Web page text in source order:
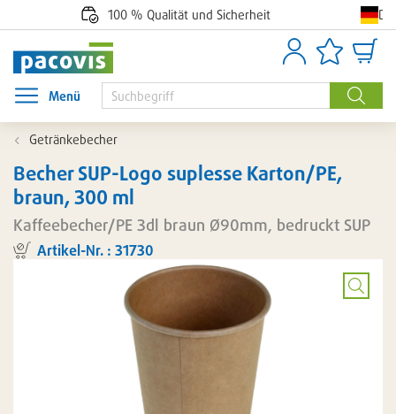
100 % Qualität und Sicherheit
Suche
AnmeldenArtikellisten
Menü
Menü öffnen
Getränkebecher
Becher SUP-Logo suplesse Karton/PE,
braun, 300 ml
Kaffeebecher/PE 3dl braun Ø90mm, bedruckt SUP
Artikel
Artikel-Nr. : 31730
Bild